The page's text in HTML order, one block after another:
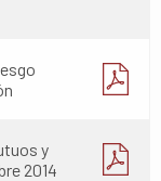
y
2014